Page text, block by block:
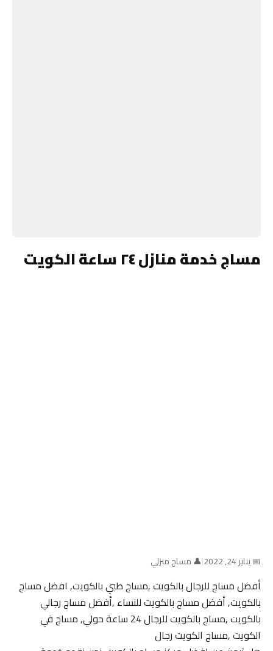
مساج خدمة منازل ٢٤ ساعة الكويت
📅 يناير 24, 2022 |👤 مساج منزلي
أفضل مساج للرجال بالكويت ,مساج طبي بالكويت, افضل مساج
بالكويت, أفضل مساج بالكويت للنساء ,أفضل مساج رجالي
بالكويت ,مساج بالكويت للرجال 24 ساعة حولي, مساج في
الكويت ,مساج الكويت رجال